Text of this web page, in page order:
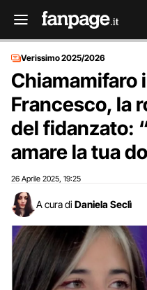
Verissimo 2025/2026
Chiamamifaro
Francesco, la
del fidanzato:
amare la tua
26 Aprile 2025 19:25
A cura di Daniela Seclì